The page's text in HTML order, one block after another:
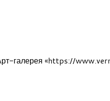
галерея «https://